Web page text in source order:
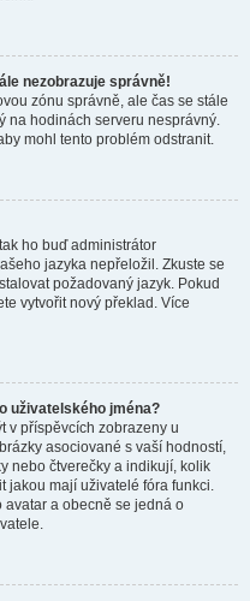
nezobrazuje správně!
zónu správně, ale čas se stále
na hodinách serveru nesprávný.
mohl tento problém odstranit.
ho buď administrátor
jazyka nepřeložil. Zkuste se
požadovaný jazyk. Pokud
vytvořit nový překlad. Více
uživatelského jména?
v příspěvcích zobrazeny u
asociované s vaší hodností,
nebo čtverečky a indikují, kolik
jakou mají uživatelé fóra funkci.
avatar a obecně se jedná o